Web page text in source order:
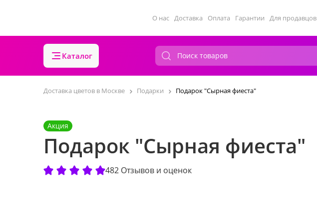
О нас Доставка Оплата Гарантии Для продавцов
Каталог
Доставка цветов в Москве Подарки Подарок "Сырная фиеста"
Акция
Подарок "Сырная фиеста"
482 Отзывов и оценок